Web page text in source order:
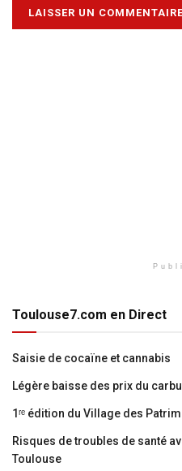
Toulouse7.com en Direct
Saisie de cocaïne et cannabis
Légère baisse des prix du
1ʳᵉ édition du Village des
Risques de troubles de santé
Toulouse